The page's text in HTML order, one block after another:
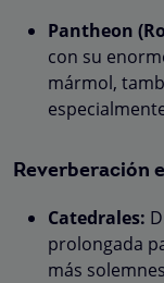
Pantheon
con su
mármol,
Reverberación
Catedrales:
prolongada
más